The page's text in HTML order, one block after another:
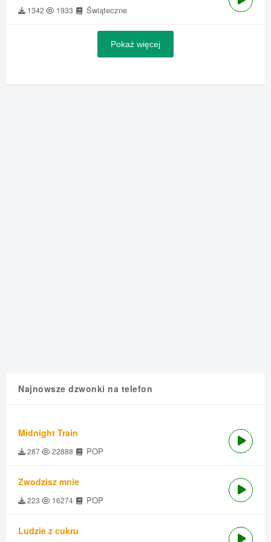
1342 1933 Świąteczne
Pokaż więcej
Najnowsze dzwonki na telefon
Midnight Train
287 22888 POP
Zwodzisz mnie
223 16274 POP
Ludzie z cukru